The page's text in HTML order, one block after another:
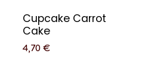
Cupcake Carrot
Cake
4,70€